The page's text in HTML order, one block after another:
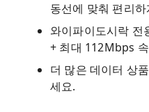
동선에 맞춰 편리
와이파이도시락 전
+ 최대 112Mbps
더 많은 데이터 상
세요.